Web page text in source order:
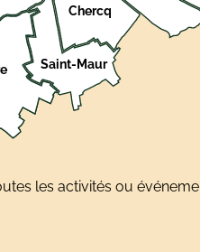
Chercq
Saint-Maur
les activités ou